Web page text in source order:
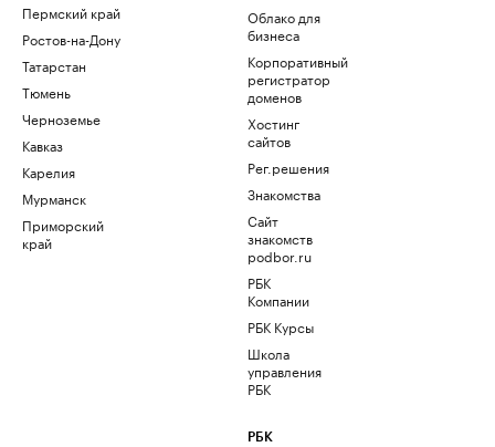
Пермский край
Ростов-на-Дону
Татарстан
Тюмень
Черноземье
Кавказ
Карелия
Мурманск
Приморский
край
Облако для
бизнеса
Корпоративный
регистратор
доменов
Хостинг
сайтов
Рег.решения
Знакомства
Сайт
знакомств
podbor.ru
РБК
Компании
РБК Курсы
Школа
управления
РБК
РБК